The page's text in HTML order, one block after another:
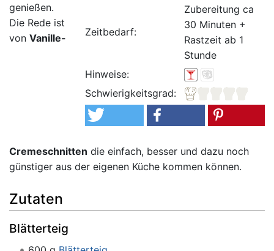
Zeitbedarf:
Zubereitung ca
30 Minuten +
Rastzeit ab 1
Stunde
Hinweise:
Schwierigkeitsgrad:
genießen.
Die Rede ist
von Vanille-
Cremeschnitten die einfach, besser und dazu noch
günstiger aus der eigenen Küche kommen können.
Zutaten
Blätterteig